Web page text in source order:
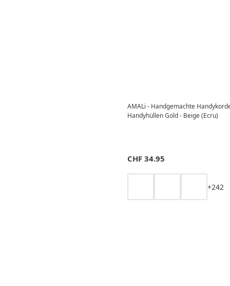
AMALi - Handgemachte
Handyhüllen Gold - Beige (Ecru)
CHF 34.95
+242